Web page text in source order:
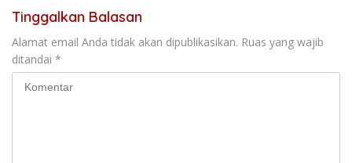
Tinggalkan Balasan
Alamat email Anda tidak akan dipublikasikan. Ruas yang wajib
ditandai *